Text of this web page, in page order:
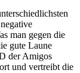
man gegen die
gute Laune
der Amigos
und vertreibt die